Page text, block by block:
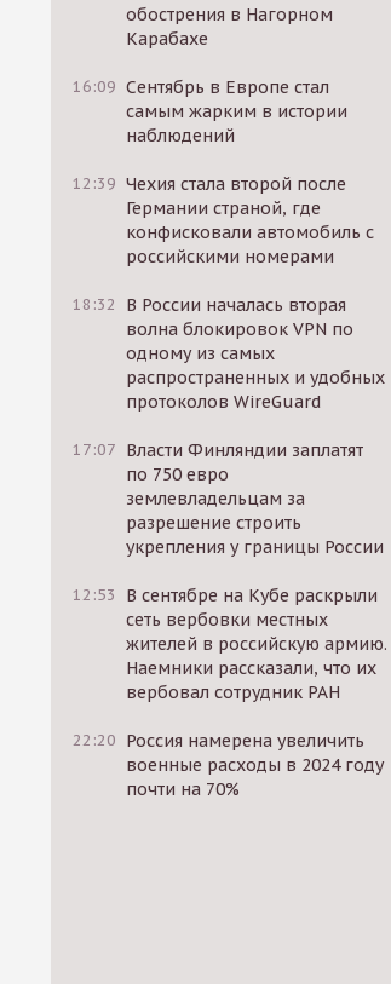
обострения в Нагорном
Карабахе
16:09 Сентябрь в Европе стал
самым жарким в истории
наблюдений
12:39 Чехия стала второй после
Германии страной, где
конфисковали автомобиль с
российскими номерами
18:32
В России началась вторая
волна блокировок VPN по
одному из самых
распространенных и удобных
протоколов WireGuard
17:07 Власти Финляндии заплатят
по 750 евро
землевладельцам за
разрешение строить
укрепления у границы России
12:53
В сентябре на Кубе раскрыли
сеть вербовки местных
жителей в российскую армию.
Наемники рассказали, что их
вербовал сотрудник РАН
22:20 Россия намерена увеличить
военные расходы в 2024 году
почти на 70%